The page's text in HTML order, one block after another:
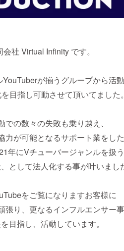
社 Virtual Infinity です。
が揃うグループから活動
目指し可動させて頂いてました。
の数々の失敗も乗り越え、
が可能となるサポート業をし
年にVチューバージャンルを扱う
として法人化する事が叶いまし
をご覧になりますお客様に
り、更なるインフルエンサー事
目指し、活動しています。